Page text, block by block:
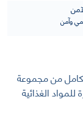
وآمن
من مجموعة
الغذائية